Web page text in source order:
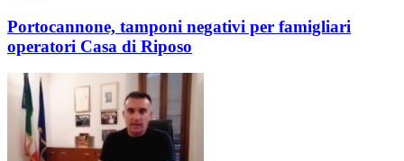
Portocannone, tamponi negativi per famigliari
operatori Casa di Riposo